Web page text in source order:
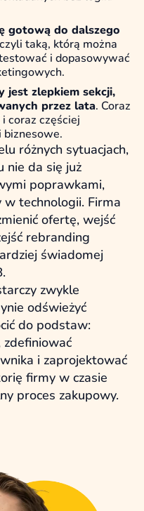
gotową do dalszego
taką, którą można
i dopasowywać
zlepkiem sekcji,
przez lata. Coraz
coraz częściej
biznesowe.
różnych sytuacjach,
nie da się już
poprawkami,
technologii. Firma
ofertę, wejść
rebranding
świadomej
zwykle
odświeżyć
do podstaw:
zdefiniować
i zaprojektować
firmy w czasie
proces zakupowy.